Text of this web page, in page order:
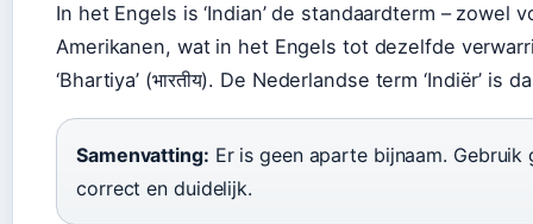
In het Engels is ‘Indian’ de standaardterm –
Amerikanen, wat in het Engels tot dezelfde
‘Bhartiya’ (भारतीय). De Nederlandse term ‘Indiër’
Samenvatting: Er is geen aparte bijnaam. Gebruik
correct en duidelijk.